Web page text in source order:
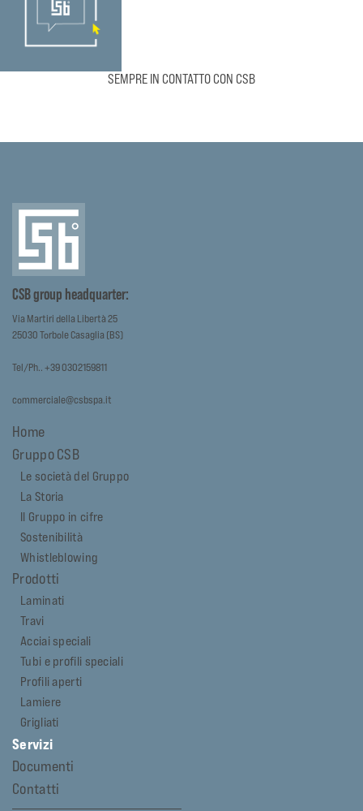
SEMPRE IN CONTATTO CON CSB
CSB group headquarter:
Via Martiri della Libertà 25
25030 Torbole Casaglia (BS)
Tel/Ph.. +39 0302159811
commerciale@csbspa.it
Home
Gruppo CSB
Le società del Gruppo
La Storia
Il Gruppo in cifre
Sostenibilità
Whistleblowing
Prodotti
Laminati
Travi
Acciai speciali
Tubi e profili speciali
Profili aperti
Lamiere
Grigliati
Servizi
Documenti
Contatti